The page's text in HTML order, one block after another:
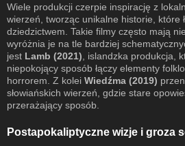
Wiele produkcji czerpie inspirację z
wierzeń, tworząc unikalne historie, które
dziedzictwem. Takie filmy często mają
wyróżnia je na tle bardziej
jest Lamb (2021) , islandzka produkcja,
niepokojący sposób łączy elementy
horrorem. Z kolei Wiedźma (2019)
słowiańskich wierzeń, gdzie stare
przerażający sposób.
Postapokaliptyczne wizje i groza